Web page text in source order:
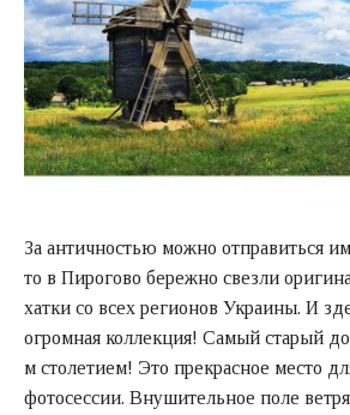
За античностью можно отправиться
то в Пирогово бережно свезли
хатки со всех регионов Украины. И
огромная коллекция! Самый старый
м столетием! Это прекрасное место
фотосессии. Внушительное поле